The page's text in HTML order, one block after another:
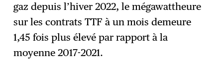
gaz depuis l’hiver 2022, le mégawattheure
sur les contrats TTF à un mois demeure
1,45 fois plus élevé par rapport à la
moyenne 2017-2021.